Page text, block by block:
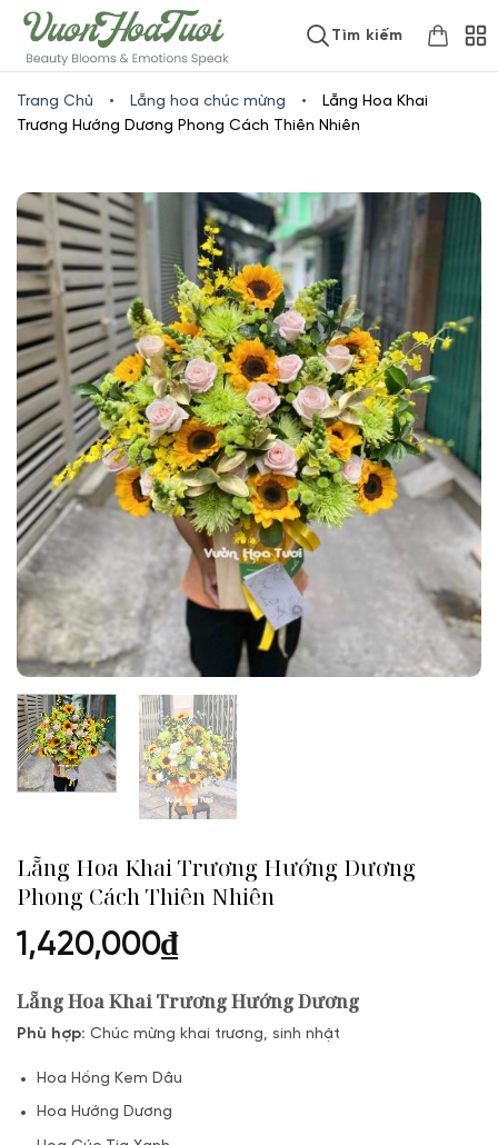
www.vuonhoatuoi.vnSkip
to
content
Tìm kiếm
Trang Chủ • Lẵng hoa chúc mừng •
Lẵng Hoa Khai
Trương Hướng Dương Phong Cách Thiên Nhiên
Lẵng Hoa Khai Trương Hướng Dương
Phong Cách Thiên Nhiên
1,420,000₫
Lẵng Hoa Khai Trương Hướng Dương
Phù hợp: Chúc mừng khai trương, sinh nhật
Hoa Hồng Kem Dâu
Hoa Hướng Dương